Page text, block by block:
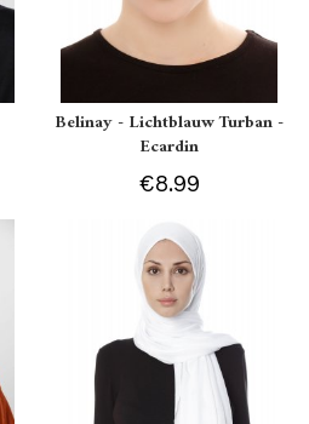
Belinay - Lichtblauw Turban -
Ecardin
€8.99